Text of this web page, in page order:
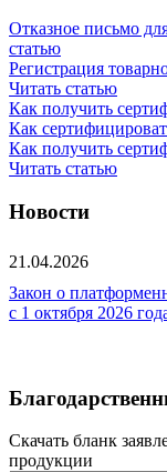
Отказное письмо
статью
Регистрация
Читать статью
Как получить
Как
Как получить
Читать статью
Новости
21.04.2026
Закон о
с 1 октября 2026
Скачать бланк
продукции